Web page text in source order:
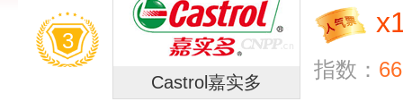
3
Castrol嘉实多
x
指数：